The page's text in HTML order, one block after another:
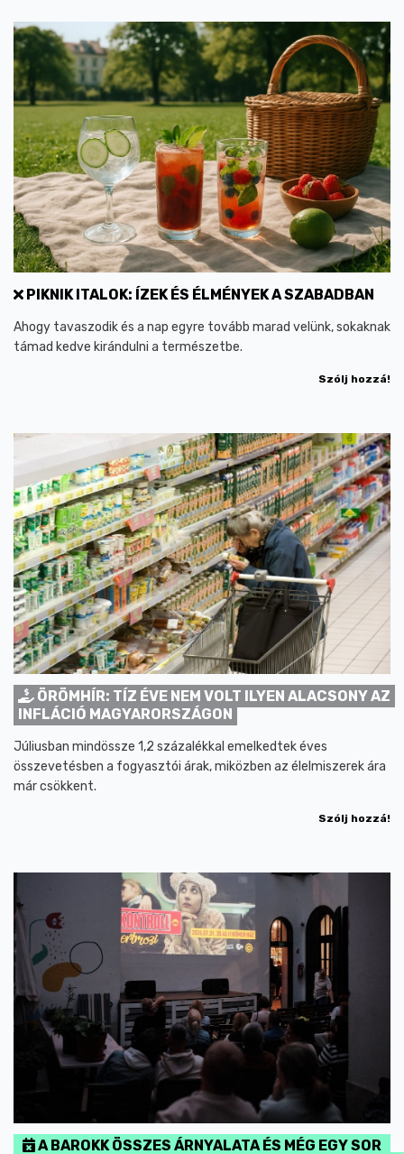
PIKNIK ITALOK: ÍZEK ÉS ÉLMÉNYEK A SZABADBAN
Ahogy tavaszodik és a nap egyre tovább marad velünk, sokaknak
támad kedve kirándulni a természetbe.
Szólj hozzá!
ÖRÖMHÍR: TÍZ ÉVE NEM VOLT ILYEN ALACSONY AZ
INFLÁCIÓ MAGYARORSZÁGON
Júliusban mindössze 1,2 százalékkal emelkedtek éves
összevetésben a fogyasztói árak, miközben az élelmiszerek ára
már csökkent.
Szólj hozzá!
A BAROKK ÖSSZES ÁRNYALATA ÉS MÉG EGY SOR